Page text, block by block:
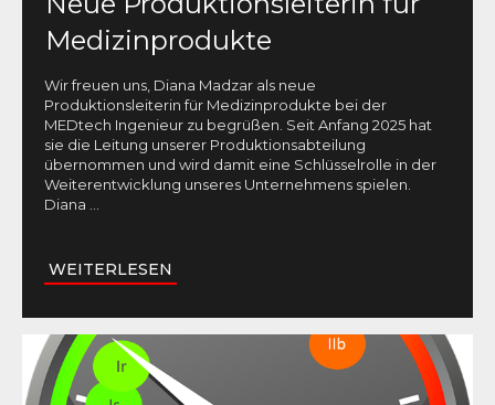
Medizinprodukte
Wir freuen uns, Diana Madzar als neue
Produktionsleiterin für Medizinprodukte bei der
MEDtech Ingenieur zu begrüßen. Seit Anfang 2025 hat
sie die Leitung unserer Produktionsabteilung
übernommen und wird damit eine Schlüsselrolle in der
Weiterentwicklung unseres Unternehmens spielen.
Diana
WEITERLESEN